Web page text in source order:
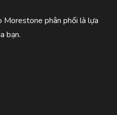
Morestone phân phối là lựa
bạn.